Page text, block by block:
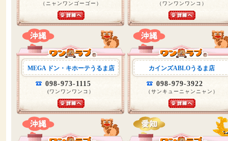
（ニャンワンゴーゴー） （ワンワンワンコ）
MEGA ドン・キホーテうるま店
098-973-1115
(ワンワンワンコ）
カインズABLOうるま店
098-979-3922
（サンキューニャンニャン）